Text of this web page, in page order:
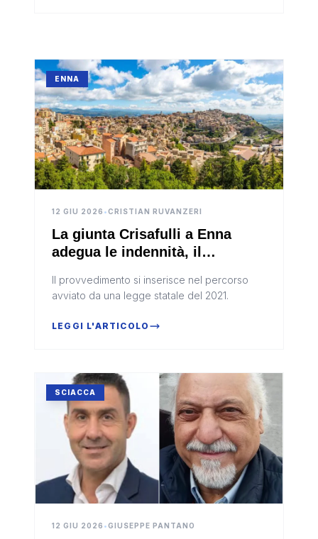
ENNA
12 GIU 2026 •CRISTIAN RUVANZERI
La giunta Crisafulli a Enna
adegua le indennità, il
il vicesindaco
Il provvedimento si inserisce nel percorso
avviato da una legge statale del 2021.
LEGGI L'ARTICOLO
SCIACCA
12 GIU 2026 •GIUSEPPE PANTANO